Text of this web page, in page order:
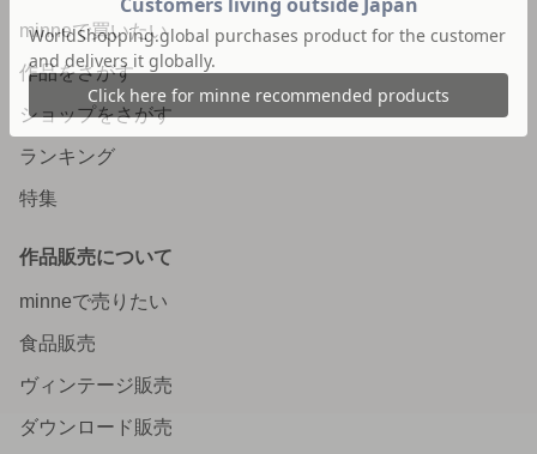
minneで買いたい
作品をさがす
ショップをさがす
ランキング
特集
作品販売について
minneで売りたい
食品販売
ヴィンテージ販売
ダウンロード販売